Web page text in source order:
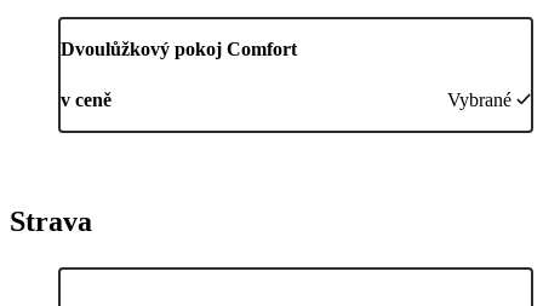
Dvoulůžkový pokoj Comfort
v ceně Vybrané
Strava